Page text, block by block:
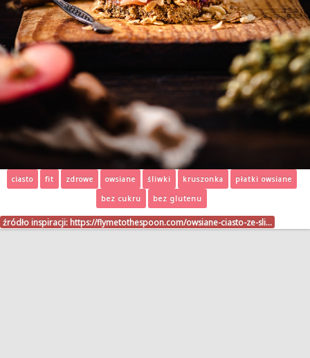
ciasto fit zdrowe owsiane śliwki kruszonka
płatki owsiane
bez cukru
bez glutenu
źródło inspiracji: https://flymetothespoon.com/owsiane-ciasto-ze-sli…